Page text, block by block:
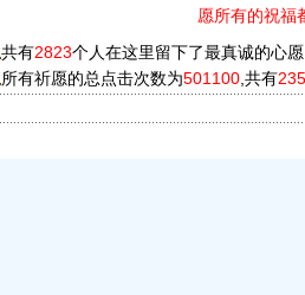
愿所有的祝福
共有2823个人在这里留下了最真诚的心愿
所有祈愿的总点击次数为501100,共有235